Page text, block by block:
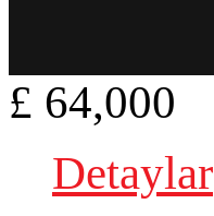
£ 64,000
Detaylar